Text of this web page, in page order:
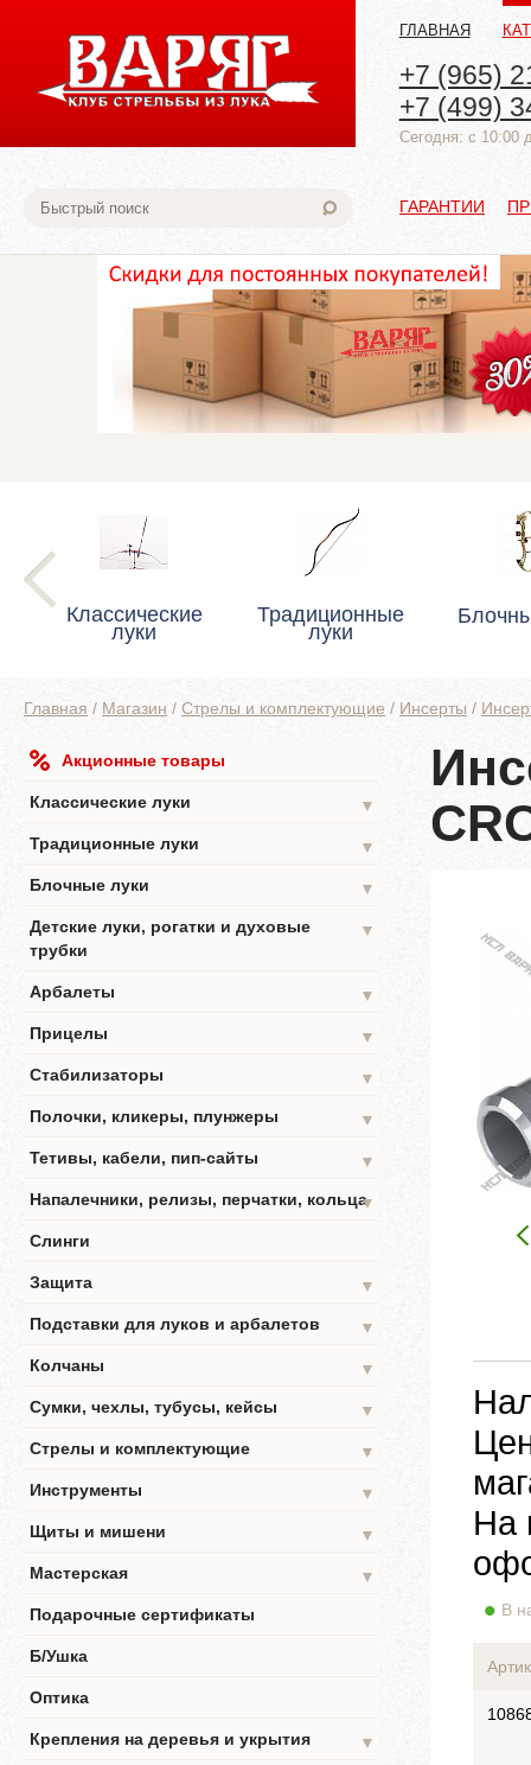
ГЛАВНАЯ
+7 (965)
+7 (499)
Cегодня: с 10:00
ГАРАНТИИ
Классические
луки
Традиционные
луки
Главная / Магазин / Стрелы и комплектующие / Инсерты /
Акционные товары
Классические луки
▼
Традиционные луки
▼
Блочные луки
▼
Детские луки, рогатки и духовые
трубки
▼
Арбалеты
▼
Прицелы
▼
Стабилизаторы
▼
Полочки, кликеры, плунжеры
▼
Тетивы, кабели, пип-сайты
▼
Напалечники, релизы, перчатки, кольца▼
Слинги
Защита
▼
Подставки для луков и арбалетов
▼
Колчаны
▼
Сумки, чехлы, тубусы, кейсы
▼
Стрелы и комплектующие
▼
Инструменты
▼
Щиты и мишени
▼
Мастерская
▼
Подарочные сертификаты
Б/Ушка
Оптика
Крепления на деревья и укрытия
▼
На
В